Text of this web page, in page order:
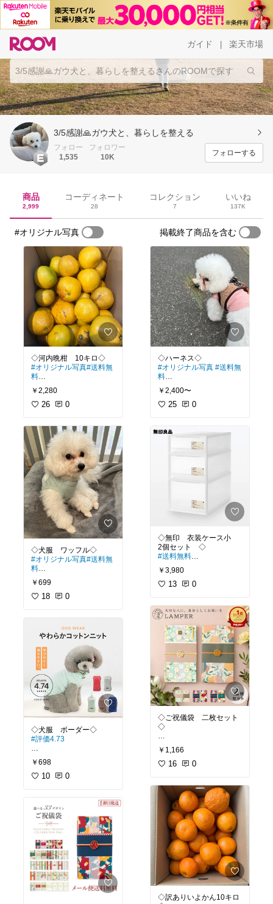
ガイド 楽天市場
3/5感謝🙏ガウ犬と、暮らしを整える
フォロー
1,535
フォロワー
10K
フォローする
商品
2,999
コーディネート
28
コレクション
7
いいね
137K
#オリジナル写真 掲載終了商品を含む
#オリジナル写真#送料無
料
今シーズン初の河内晩柑
が届きました✨
しい✨
大小合わせて33個入って
ました😊
#河内晩柑#夏文旦#宇和
ゴールド#グレープフル
ーツ#柑橘 #ごちそう
￥2,280
26 0
#オリジナル写真#送料無
料
くすみカラーが可愛い🩷
我が犬は、2.8キロでMサ
イズでぴったりでした😊
#ペット部 #犬部 #服#春
服#くすみカラー
#ワッフ
ル#トイプー #
￥699
18 0
#評価4.73
ボーダーを着せたくなり
ますね〜✨色んなカラー
#ボーダ
ー#犬#服#春服
￥698
10 0
#オリジナル写真 #送料無
料
しっかりホールド力があ
るのに、柔らかい素材だ
ビションフリーゼ2.8キロ
でMでちょうど良かった
です😆
LEDライトのおまけも嬉
#犬部
#ハーネ
#犬#リード#ベージュ
￥2,400〜
25 0
◇無印 衣装ケース小
#送料無料
◾️無印の衣装ケース、無駄
な凹凸がなくてスッキリ
#収納#クローゼット収納
#クローゼット
#衣装ケー
ス#無印#無印良品#収納
ケース
￥3,980
13 0
◇ご祝儀袋 二枚セット
◇
親族に渡す為にご祝儀袋
探してるんだけど、可愛
いのたくさんで悩む😍
儀袋 #ご祝儀袋#おしゃれ
#可愛い#お祝い
￥1,166
16 0
◇訳ありいよかん10キロ